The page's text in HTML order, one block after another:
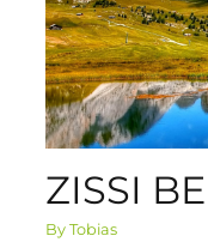
ZISSI
By Tobias